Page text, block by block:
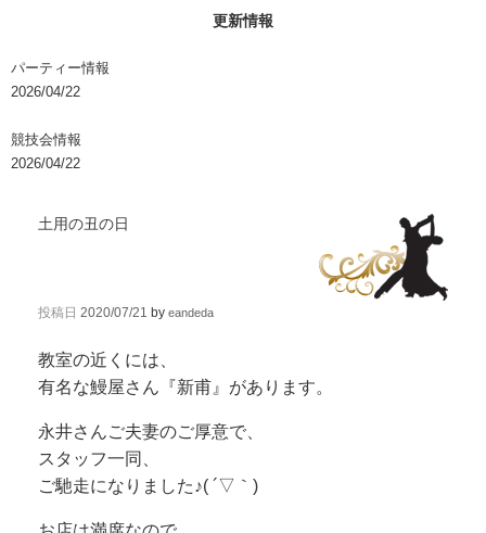
更新情報
パーティー情報
2026/04/22
競技会情報
2026/04/22
土用の丑の日
投稿日 2020/07/21 by eandeda
教室の近くには、
有名な鰻屋さん『新甫』があります。
永井さんご夫妻のご厚意で、
スタッフ一同、
ご馳走になりました♪( ´▽｀)